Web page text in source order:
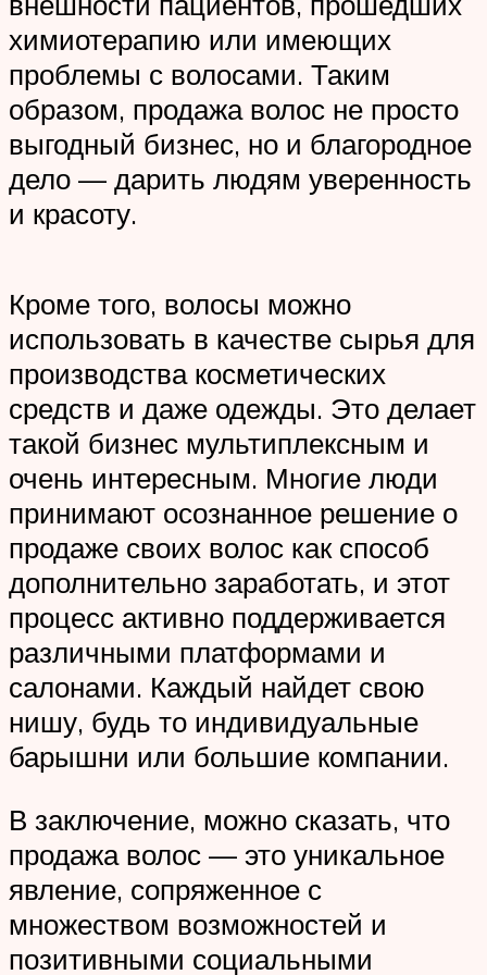
химиотерапию или имеющих
проблемы с волосами. Таким
образом, продажа волос не просто
выгодный бизнес, но и благородное
дело — дарить людям уверенность
и красоту.
Кроме того, волосы можно
использовать в качестве сырья для
производства косметических
средств и даже одежды. Это делает
такой бизнес мультиплексным и
очень интересным. Многие люди
принимают осознанное решение о
продаже своих волос как способ
дополнительно заработать, и этот
процесс активно поддерживается
различными платформами и
салонами. Каждый найдет свою
нишу, будь то индивидуальные
барышни или большие компании.
В заключение, можно сказать, что
продажа волос — это уникальное
явление, сопряженное с
множеством возможностей и
позитивными социальными